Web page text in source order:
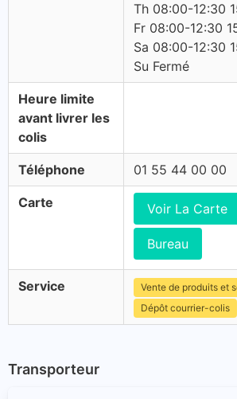
Th 08:00-12:30
Fr 08:00-12:30
Sa 08:00-12:30
Su Fermé
Heure limite
avant livrer les
colis
Téléphone 01 55 44 00 00
Carte Voir La Carte
Bureau
Service
Vente de produits et
Dépôt courrier-colis
Transporteur